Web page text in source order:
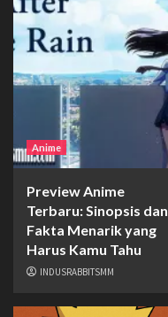
Anime
Preview Anime
Terbaru: Sinopsis dan
Fakta Menarik yang
Harus Kamu Tahu
INDUSRABBITSMM